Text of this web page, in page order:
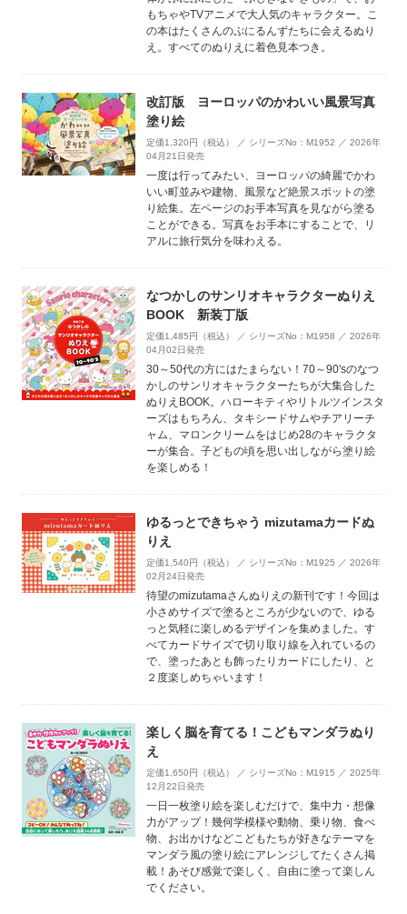
もちゃやTVアニメで大人気のキャラクター。こ
の本はたくさんのぷにるんずたちに会えるぬり
え。すべてのぬりえに着色見本つき。
改訂版 ヨーロッパのかわいい風景写真
塗り絵
定価1,320円（税込） ／ シリーズNo：M1952 ／ 2026年
04月21日発売
一度は行ってみたい、ヨーロッパの綺麗でかわ
いい町並みや建物、風景など絶景スポットの塗
り絵集。左ページのお手本写真を見ながら塗る
ことができる。写真をお手本にすることで、リ
アルに旅行気分を味わえる。
なつかしのサンリオキャラクターぬりえ
BOOK 新装丁版
定価1,485円（税込） ／ シリーズNo：M1958 ／ 2026年
04月02日発売
30～50代の方にはたまらない！70～90'sのなつ
かしのサンリオキャラクターたちが大集合した
ぬりえBOOK。ハローキティやリトルツインスタ
ーズはもちろん、タキシードサムやチアリーチ
ャム、マロンクリームをはじめ28のキャラクタ
ーが集合。子どもの頃を思い出しながら塗り絵
を楽しめる！
ゆるっとできちゃう mizutamaカードぬ
りえ
定価1,540円（税込） ／ シリーズNo：M1925 ／ 2026年
02月24日発売
待望のmizutamaさんぬりえの新刊です！今回は
小さめサイズで塗るところが少ないので、ゆる
っと気軽に楽しめるデザインを集めました。す
べてカードサイズで切り取り線を入れているの
で、塗ったあとも飾ったりカードにしたり、と
２度楽しめちゃいます！
楽しく脳を育てる！こどもマンダラぬり
え
定価1,650円（税込） ／ シリーズNo：M1915 ／ 2025年
12月22日発売
一日一枚塗り絵を楽しむだけで、集中力・想像
力がアップ！幾何学模様や動物、乗り物、食べ
物、お出かけなどこどもたちが好きなテーマを
マンダラ風の塗り絵にアレンジしてたくさん掲
載！あそび感覚で楽しく、自由に塗って楽しん
でください。